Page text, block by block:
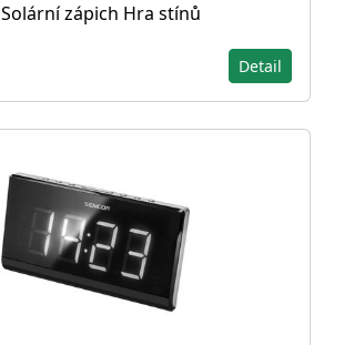
Solární zápich Hra stínů
Detail